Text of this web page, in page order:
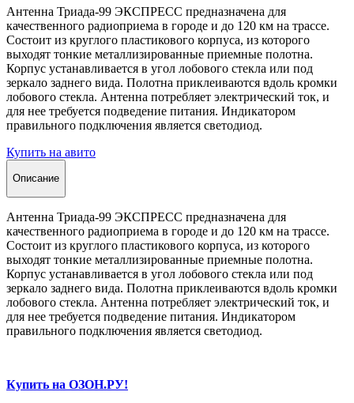
Антенна Триада-99 ЭКСПРЕСС предназначена для
качественного радиоприема в городе и до 120 км на трассе.
Состоит из круглого пластикового корпуса, из которого
выходят тонкие металлизированные приемные полотна.
Корпус устанавливается в угол лобового стекла или под
зеркало заднего вида. Полотна приклеиваются вдоль кромки
лобового стекла. Антенна потребляет электрический ток, и
для нее требуется подведение питания. Индикатором
правильного подключения является светодиод.
Купить на авито
Описание
Антенна Триада-99 ЭКСПРЕСС предназначена для
качественного радиоприема в городе и до 120 км на трассе.
Состоит из круглого пластикового корпуса, из которого
выходят тонкие металлизированные приемные полотна.
Корпус устанавливается в угол лобового стекла или под
зеркало заднего вида. Полотна приклеиваются вдоль кромки
лобового стекла. Антенна потребляет электрический ток, и
для нее требуется подведение питания. Индикатором
правильного подключения является светодиод.
Купить на ОЗОН.РУ!